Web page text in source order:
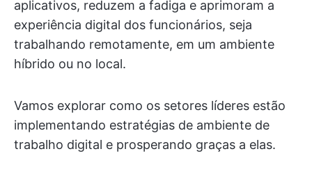
aplicativos, reduzem a fadiga e aprimoram a
experiência digital dos funcionários, seja
trabalhando remotamente, em um ambiente
híbrido ou no local.
Vamos explorar como os setores líderes estão
implementando estratégias de ambiente de
trabalho digital e prosperando graças a elas.